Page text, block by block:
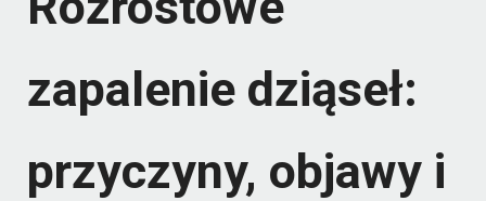
zapalenie dziąseł:
przyczyny, objawy i